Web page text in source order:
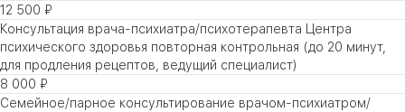
12 500 ₽
Консультация врача-психиатра/психотерапевта Центра
психического здоровья повторная контрольная (до 20 минут,
для продления рецептов, ведущий специалист)
8 000 ₽
Семейное/парное консультирование врачом-психиатром/